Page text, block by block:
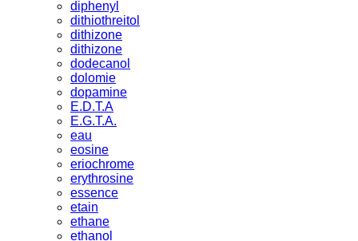
diphenyl
dithiothreitol
dithizone
dithizone
dodecanol
dolomie
dopamine
E.D.T.A
E.G.T.A.
eau
eosine
eriochrome
erythrosine
essence
etain
ethane
ethanol